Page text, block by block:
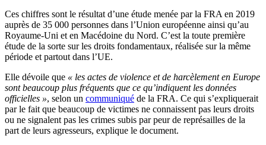
Ces chiffres sont le résultat d’une étude menée par la FRA en 2019
auprès de 35 000 personnes dans l’Union européenne ainsi qu’au
Royaume-Uni et en Macédoine du Nord. C’est la toute première
étude de la sorte sur les droits fondamentaux, réalisée sur la même
période et partout dans l’UE.
Elle dévoile que « les actes de violence et de harcèlement en Europe
sont beaucoup plus fréquents que ce qu’indiquent les données
officielles », selon un communiqué de la FRA. Ce qui s’expliquerait
par le fait que beaucoup de victimes ne connaissent pas leurs droits
ou ne signalent pas les crimes subis par peur de représailles de la
part de leurs agresseurs, explique le document.